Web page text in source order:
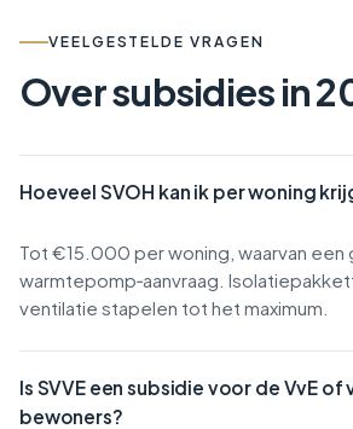
VEELGESTELDE VRAGEN
Over subsidies in
Hoeveel SVOH kan ik per woning
Tot €15.000 per woning, waarvan
warmtepomp‑aanvraag.
ventilatie stapelen tot het maximum.
Is SVVE een subsidie voor de VvE of
bewoners?